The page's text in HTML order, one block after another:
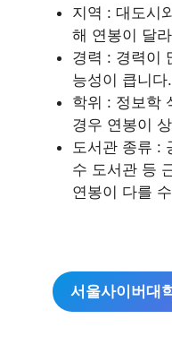
지역 : 대도시
해 연봉이 달
경력 : 경력이
능성이 큽니다.
학위 : 정보학
경우 연봉이
도서관 종류 :
수 도서관 등
연봉이 다를
서울사이버대